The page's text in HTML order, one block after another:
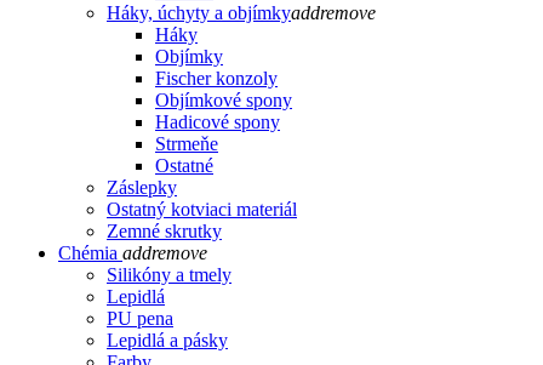
Háky, úchyty a objímkyaddremove
Háky
Objímky
Fischer konzoly
Objímkové spony
Hadicové spony
Strmeňe
Ostatné
Záslepky
Ostatný kotviaci materiál
Zemné skrutky
Chémia addremove
Silikóny a tmely
Lepidlá
PU pena
Lepidlá a pásky